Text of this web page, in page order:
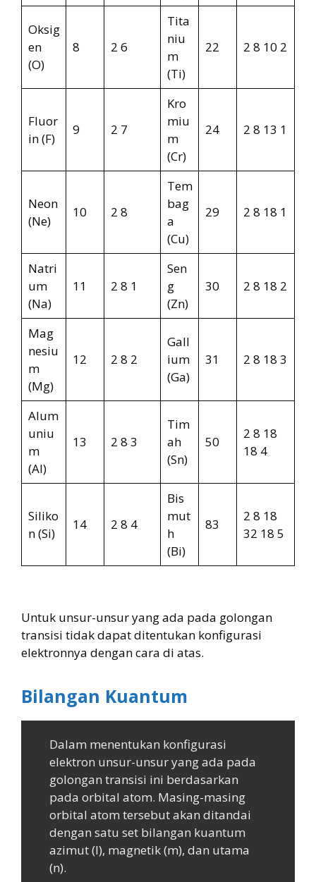
Oksig
en
(O)
8 2 6
Tita
niu
m
(Ti)
22 2 8 10 2
Fluor
in (F)
9 2 7
Kro
miu
m
(Cr)
24 2 8 13 1
Neon
(Ne)
10 2 8
Tem
bag
a
(Cu)
29 2 8 18 1
Natri
um
(Na)
11 2 8 1
Sen
g
(Zn)
30 2 8 18 2
Mag
nesiu
m
(Mg)
12 2 8 2
Gall
ium
(Ga)
31 2 8 18 3
Alum
uniu
m
(Al)
13 2 8 3
Tim
ah
(Sn)
50
2 8 18
18 4
Siliko
n (Si)
14 2 8 4
Bis
mut
h
(Bi)
83
2 8 18
32 18 5
Untuk unsur-unsur yang ada pada golongan
transisi tidak dapat ditentukan konfigurasi
elektronnya dengan cara di atas.
Bilangan Kuantum
Dalam menentukan konfigurasi
elektron unsur-unsur yang ada pada
golongan transisi ini berdasarkan
pada orbital atom. Masing-masing
orbital atom tersebut akan ditandai
dengan satu set bilangan kuantum
azimut (l), magnetik (m), dan utama
(n).